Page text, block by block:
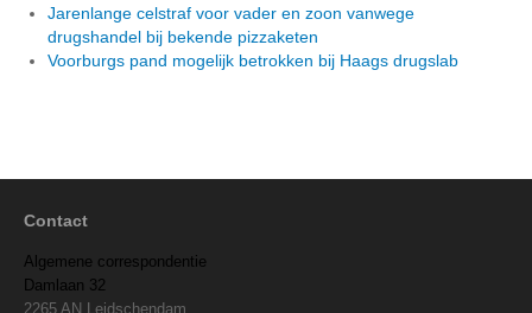
Jarenlange celstraf voor vader en zoon vanwege
drugshandel bij bekende pizzaketen
Voorburgs pand mogelijk betrokken bij Haags drugslab
Contact
Algemene correspondentie
Damlaan 32
2265 AN Leidschendam